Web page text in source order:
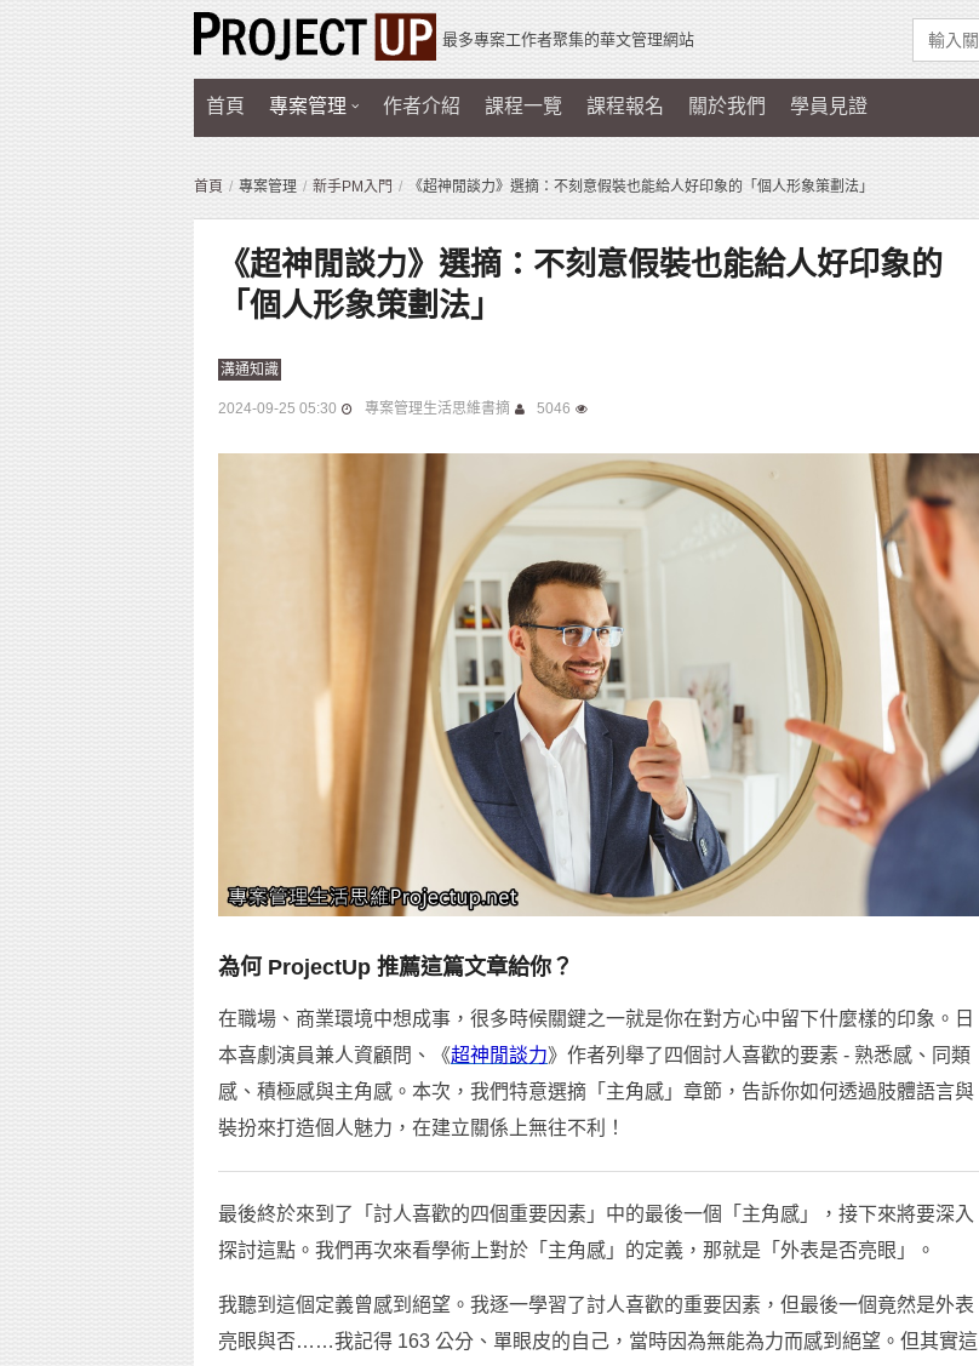
最多專案工作者聚集的華文管理網站
首頁 專案管理 作者介紹 課程一覽 課程報名 關於我們 學員見證
首頁 專案管理 新手PM入門 《超神閒談力》選摘：不刻意假裝也能給人好印象的「個人形象策劃法」
《超神閒談力》選摘：不刻意假裝也能給人好印象的
「個人形象策劃法」
溝通知識
2024-09-25 05:30 專案管理生活思維書摘 5046
為何 ProjectUp 推薦這篇文章給你？
在職場、商業環境中想成事，很多時候關鍵之一就是你在對方心中留下什麼樣的印象。日
本喜劇演員兼人資顧問、《超神閒談力》作者列舉了四個討人喜歡的要素 - 熟悉感、同類
感、積極感與主角感。本次，我們特意選摘「主角感」章節，告訴你如何透過肢體語言與
裝扮來打造個人魅力，在建立關係上無往不利！
最後終於來到了「討人喜歡的四個重要因素」中的最後一個「主角感」，接下來將要深入
探討這點。我們再次來看學術上對於「主角感」的定義，那就是「外表是否亮眼」。
我聽到這個定義曾感到絕望。我逐一學習了討人喜歡的重要因素，但最後一個竟然是外表
亮眼與否……我記得 163 公分、單眼皮的自己，當時因為無能為力而感到絕望。但其實這